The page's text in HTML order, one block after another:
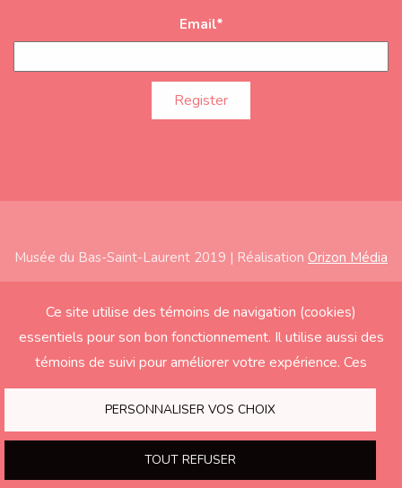
Email*
Musée du Bas-Saint-Laurent 2019 | Réalisation Orizon Média
Ce site utilise des témoins de navigation (cookies)
essentiels pour son bon fonctionnement. Il utilise aussi des
témoins de suivi pour améliorer votre expérience. Ces
derniers seront activés seulement si vous acceptez.
PERSONNALISER VOS CHOIX
TOUT REFUSER
Subfooter
Home
About
Education
Support the Museum